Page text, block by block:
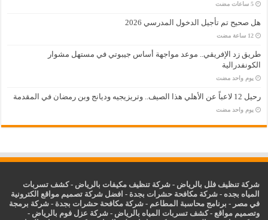
‏5 ساعات مضت
هل صحيح تم تأجيل الدخول المدرسي 2026
‏12 ساعة مضت
طريق زد الإفريقي.. موعد مواجهة أساس جيبوتي في مستهل مشوار
الكونفدرالية
‏يوم واحد مضت
رحيل 12 لاعباً عن الأهلي هذا الصيف.. وتريزيجيه وديانج وبن رمضان في المقدمة
‏يوم واحد مضت
شركة تنظيف فلل بالرياض -شركة تنظيف مكيفات بالرياض -كشف تسربات
المياه بجده -شركة مكافحة حشرات بجدة - افضل شركة تصميم مواقع الكترونية
في مصر - برنامج محاسبة المطاعم -شركة مكافحة حشرات بجدة -شركة برمجة
وتصميم مواقع -كشف تسربات المياه بالرياض -شركة عزل فوم بالرياض -